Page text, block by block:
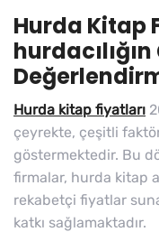
Hurda Kitap
Hurda kitap fiyatları
çeyrekte, çeşitli
göstermektedir. Bu
firmalar, hurda kitap
rekabetçi fiyatlar
katkı sağlamaktadır.